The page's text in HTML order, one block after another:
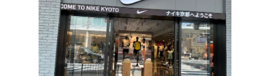
川・東山・大文字も見えて、 旧交を深めた良い
時間となりました。 親切なお店の方々にも感
謝・感謝、 とても美味しく頂きました。 夏の
熱い鍋もイレギュラーですが結構良いものです
ね。 それでは、皆さま、元気にお過ごしくださ
い。